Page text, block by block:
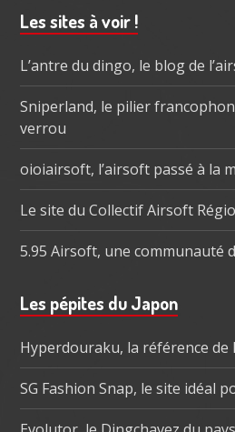
Barre
subsidiaire
Les sites à voir !
L’antre du dingo, le blog de
Sniperland, le pilier
verrou
oioiairsoft, l’airsoft passé à la
Le site du Collectif Airsoft
5.95 Airsoft, une communauté
Les pépites du Japon
Hyperdouraku, la référence de
SG Fashion Snap, le site idéal